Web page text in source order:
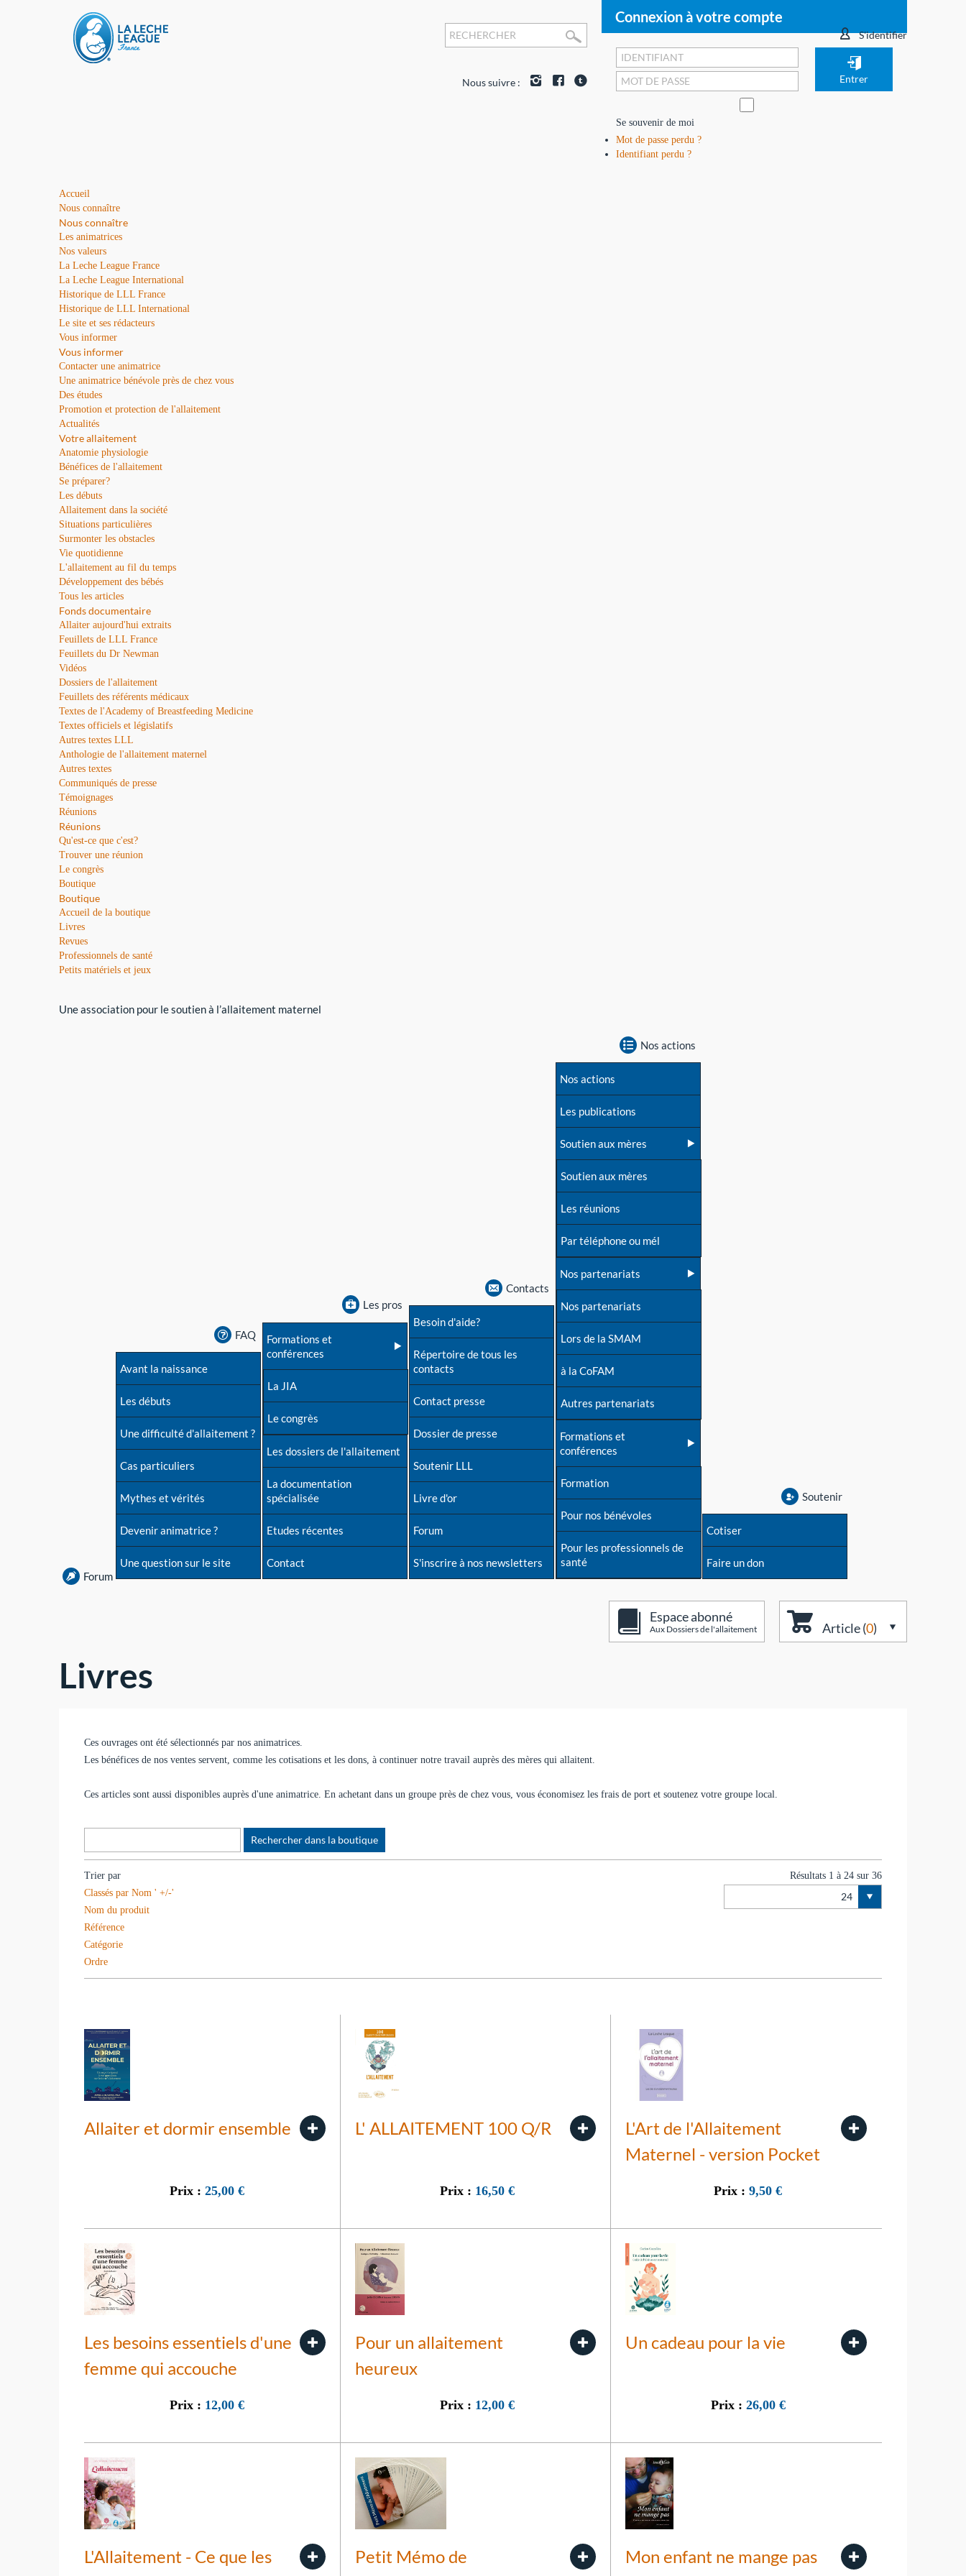
S'identifier
Connexion à votre compte
Se souvenir de moi
Mot de passe perdu ?
Identifiant perdu ?
Nous suivre :
Accueil
Nous connaître
Nous connaître
Les animatrices
Nos valeurs
La Leche League France
La Leche League International
Historique de LLL France
Historique de LLL International
Le site et ses rédacteurs
Vous informer
Vous informer
Contacter une animatrice
Une animatrice bénévole près de chez vous
Des études
Promotion et protection de l'allaitement
Actualités
Votre allaitement
Anatomie physiologie
Bénéfices de l'allaitement
Se préparer?
Les débuts
Allaitement dans la société
Situations particulières
Surmonter les obstacles
Vie quotidienne
L'allaitement au fil du temps
Développement des bébés
Tous les articles
Fonds documentaire
Allaiter aujourd'hui extraits
Feuillets de LLL France
Feuillets du Dr Newman
Vidéos
Dossiers de l'allaitement
Feuillets des référents médicaux
Textes de l'Academy of Breastfeeding Medicine
Textes officiels et législatifs
Autres textes LLL
Anthologie de l'allaitement maternel
Autres textes
Communiqués de presse
Témoignages
Réunions
Réunions
Qu'est-ce que c'est?
Trouver une réunion
Le congrès
Boutique
Boutique
Accueil de la boutique
Livres
Revues
Professionnels de santé
Petits matériels et jeux
Une association pour le soutien à l’allaitement maternel
Forum
FAQ
Avant la naissance
Les débuts
Une difficulté d'allaitement ?
Cas particuliers
Mythes et vérités
Devenir animatrice ?
Une question sur le site
Les pros
Formations et
conférences
La JIA
Le congrès
Les dossiers de l'allaitement
La documentation
spécialisée
Etudes récentes
Contact
Contacts
Besoin d'aide?
Répertoire de tous les
contacts
Contact presse
Dossier de presse
Soutenir LLL
Livre d'or
Forum
S'inscrire à nos newsletters
Nos actions
Nos actions
Les publications
Soutien aux mères
Soutien aux mères
Les réunions
Par téléphone ou mél
Nos partenariats
Nos partenariats
Lors de la SMAM
à la CoFAM
Autres partenariats
Formations et
conférences
Formation
Pour nos bénévoles
Pour les professionnels de
santé
Soutenir
Cotiser
Faire un don
Article (0)
Espace abonné
Aux Dossiers de l'allaitement
Livres
Ces ouvrages ont été sélectionnés par nos animatrices.
Les bénéfices de nos ventes servent, comme les cotisations et les dons, à continuer notre travail auprès des mères qui allaitent.
Ces articles sont aussi disponibles auprès d'une animatrice. En achetant dans un groupe près de chez vous, vous économisez les frais de port et soutenez votre groupe local.
Trier par
Classés par Nom ' +/-'
Nom du produit
Référence
Catégorie
Ordre
Résultats 1 à 24 sur 36
24
Allaiter et dormir ensemble
Prix : 25,00 €
L' ALLAITEMENT 100 Q/R
Prix : 16,50 €
L'Art de l'Allaitement
Maternel - version Pocket
Prix : 9,50 €
Les besoins essentiels d'une
femme qui accouche
Prix : 12,00 €
Pour un allaitement
heureux
Prix : 12,00 €
Un cadeau pour la vie
Prix : 26,00 €
L'Allaitement - Ce que les
Petit Mémo de
Mon enfant ne mange pas